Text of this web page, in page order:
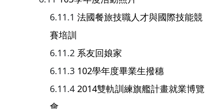
法國餐旅技職人才與國際技能競
賽培訓
系友回娘家
102學年度畢業生撥穗
2014雙軌訓練旗艦計畫就業博覽
會